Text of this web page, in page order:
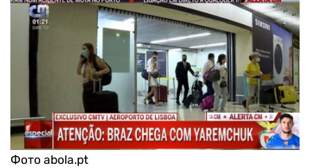
Фото abola.pt